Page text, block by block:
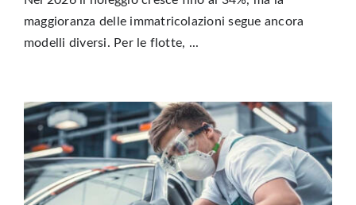
maggioranza delle immatricolazioni segue ancora
modelli diversi. Per le flotte, ...